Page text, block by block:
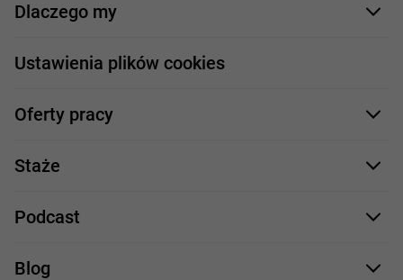
Dlaczego my
Nasi pracownicy
Nasze projekty
Profile zawodowe
Ustawienia plików cookies
Oferty pracy
Formularz aplikacyjny
.NET
C++
Staże
Staże IT
Podcast
Comarch Careers
Blog